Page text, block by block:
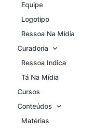
Equipe
Logotipo
Ressoa Na Mídia
Curadoria
Ressoa Indica
Tá Na Mídia
Cursos
Conteúdos
Matérias